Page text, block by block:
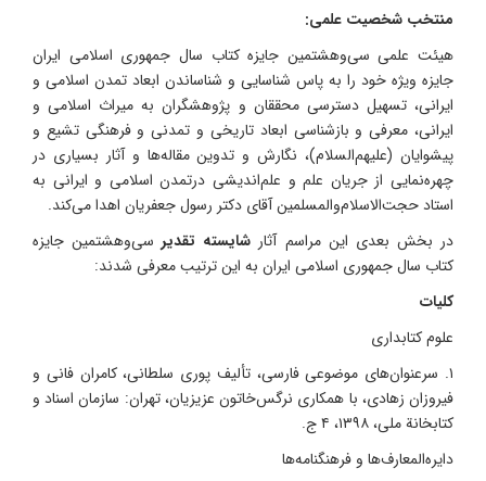
منتخب شخصیت علمی:
هیئت علمی سی‌وهشتمین جایزه کتاب سال جمهوری اسلامی ایران
جایزه ویژه خود را به پاس شناسایی و شناساندن ابعاد تمدن اسلامی و
ایرانی، تسهیل دسترسی محققان و پژوهشگران به میراث اسلامی و
ایرانی، معرفی و بازشناسی ابعاد تاریخی و تمدنی و فرهنگی تشیع و
پیشوایان (علیهم‌السلام)، نگارش و تدوین مقاله‌ها و آثار بسیاری در
چهره‌نمایی از جریان علم و علم‌اندیشی درتمدن اسلامی و ایرانی به
استاد حجت‌الاسلام‌والمسلمین آقای دکتر رسول جعفریان اهدا می‌کند.
در بخش بعدی این مراسم آثار شایسته تقدیرسی‌وهشتمین جایزه
کتاب سال جمهوری اسلامی ایران به این ترتیب معرفی شدند:
کلیات
علوم کتابداری
۱. سرعنوان‌های موضوعی فارسی، تألیف پوری سلطانی، کامران فانی و
فیروزان زهادی، با همکاری نرگس‌خاتون عزیزیان، تهران: سازمان اسناد و
کتابخانة ملی، ۱۳۹۸، ۴ ج.
دایره‌المعارف‌ها و فرهنگنامه‌ها